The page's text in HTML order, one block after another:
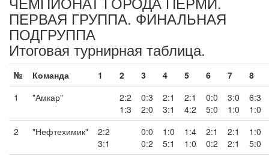
ПЕРВАЯ ГРУППА. ФИНАЛЬНАЯ
ПОДГРУППА
Итоговая турнирная таблица.
№ Команда 1 2 3 4 5 6 7
8
1
"Амкар"
2:2
1:3
0:3
2:0
2:1
3:1
2:1
4:2
0:0
5:0
3:0
1:0
6:3
1:0
2
"Нефтехимик"
2:2
3:1
0:0
0:2
1:0
5:1
1:4
1:0
2:1
0:2
2:1
2:1
1:0
5:0